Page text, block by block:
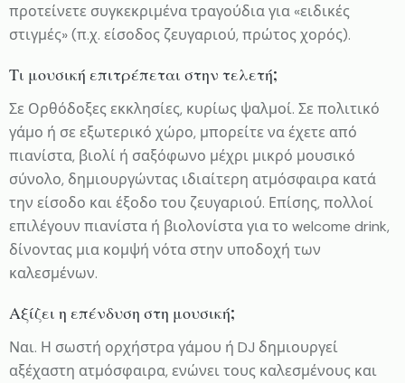
προτείνετε συγκεκριμένα τραγούδια για «ειδικές
στιγμές» (π.χ. είσοδος ζευγαριού, πρώτος χορός).
Τι μουσική επιτρέπεται στην τελετή;
Σε Ορθόδοξες εκκλησίες, κυρίως ψαλμοί. Σε πολιτικό
γάμο ή σε εξωτερικό χώρο, μπορείτε να έχετε από
πιανίστα, βιολί ή σαξόφωνο μέχρι μικρό μουσικό
σύνολο, δημιουργώντας ιδιαίτερη ατμόσφαιρα κατά
την είσοδο και έξοδο του ζευγαριού. Επίσης, πολλοί
επιλέγουν πιανίστα ή βιολονίστα για το welcome drink,
δίνοντας μια κομψή νότα στην υποδοχή των
καλεσμένων.
Αξίζει η επένδυση στη μουσική;
Ναι. Η σωστή ορχήστρα γάμου ή DJ δημιουργεί
αξέχαστη ατμόσφαιρα, ενώνει τους καλεσμένους και